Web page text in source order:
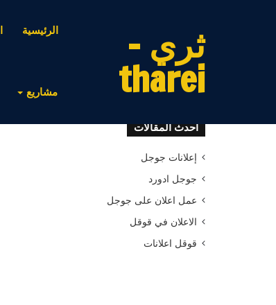
ثري -
tharei
الرئيسية
مشاريع
أحدث المقالات
إعلانات جوجل
جوجل ادورد
عمل اعلان على جوجل
الاعلان في قوقل
قوقل اعلانات